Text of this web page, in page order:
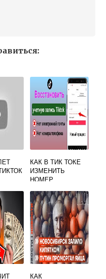
КАК В ТИК ТОКЕ
ИЗМЕНИТЬ
НОМЕР
НЕТ СТАРОГО
НОМЕРА
КАК